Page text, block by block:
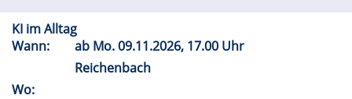
KI im Alltag
Wann:
ab Mo.09.11.2026, 17.00 Uhr
Reichenbach
Wo: